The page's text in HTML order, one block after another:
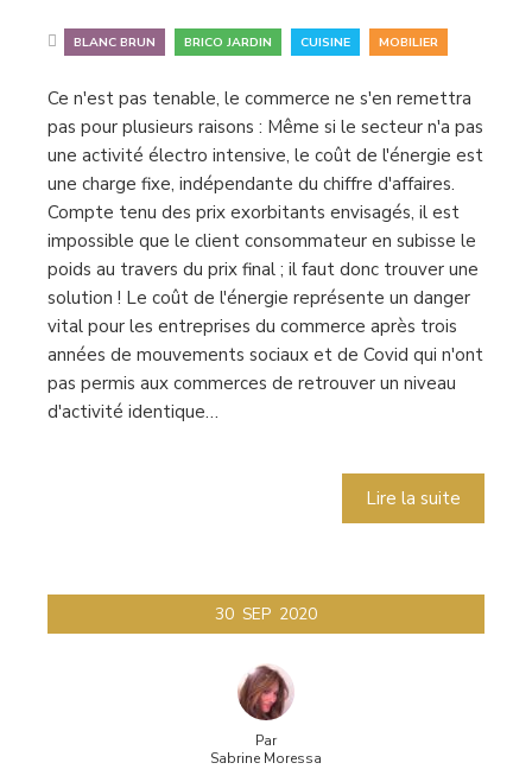
BLANC BRUN BRICO JARDIN CUISINE MOBILIER
Ce n'est pas tenable, le commerce ne s'en remettra
pas pour plusieurs raisons : Même si le secteur n'a pas
une activité électro intensive, le coût de l'énergie est
une charge fixe, indépendante du chiffre d'affaires.
Compte tenu des prix exorbitants envisagés, il est
impossible que le client consommateur en subisse le
poids au travers du prix final ; il faut donc trouver une
solution ! Le coût de l'énergie représente un danger
vital pour les entreprises du commerce après trois
années de mouvements sociaux et de Covid qui n'ont
pas permis aux commerces de retrouver un niveau
d'activité identique…
Lire la suite
30 SEP 2020
Par
Sabrine Moressa